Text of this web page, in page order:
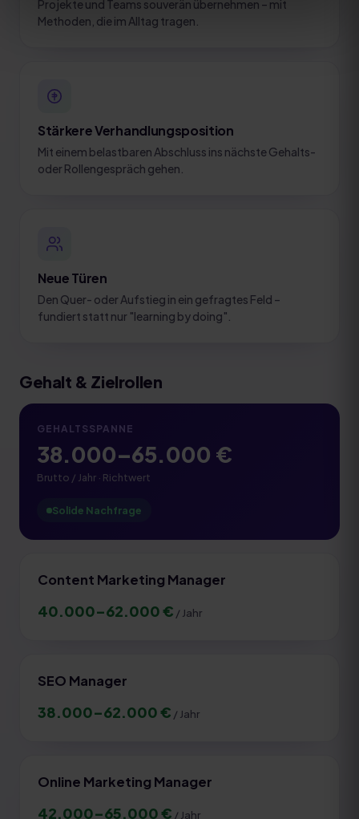
Projekte und Teams souverän übernehmen – mit
Methoden, die im Alltag tragen.
Stärkere Verhandlungsposition
Mit einem belastbaren Abschluss ins nächste Gehalts-
oder Rollengespräch gehen.
Neue Türen
Den Quer- oder Aufstieg in ein gefragtes Feld –
fundiert statt nur "learning by doing".
Gehalt & Zielrollen
GEHALTSSPANNE
38.000–65.000 €
Brutto / Jahr · Richtwert
Solide Nachfrage
Content Marketing Manager
40.000–62.000€ / Jahr
SEO Manager
38.000–62.000€ / Jahr
Online Marketing Manager
42.000–65.000€ / Jahr